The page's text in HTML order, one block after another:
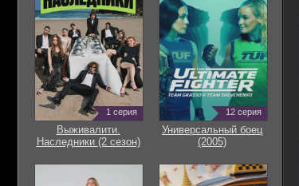
1 серия
Выживалити.
Наследники (2 сезон)
12 серия
Универсальный боец
(2005)